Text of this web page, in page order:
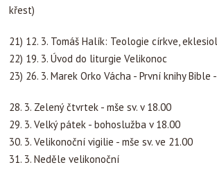
křest)
21) 12. 3. Tomáš Halík: Teologie církve,
22) 19. 3. Úvod do liturgie Velikonoc
23) 26. 3. Marek Orko Vácha - První knihy Bible
28. 3. Zelený čtvrtek - mše sv. v 18.00
29. 3. Velký pátek - bohoslužba v 18.00
30. 3. Velikonoční vigilie - mše sv. ve 21.00
31. 3. Neděle velikonoční